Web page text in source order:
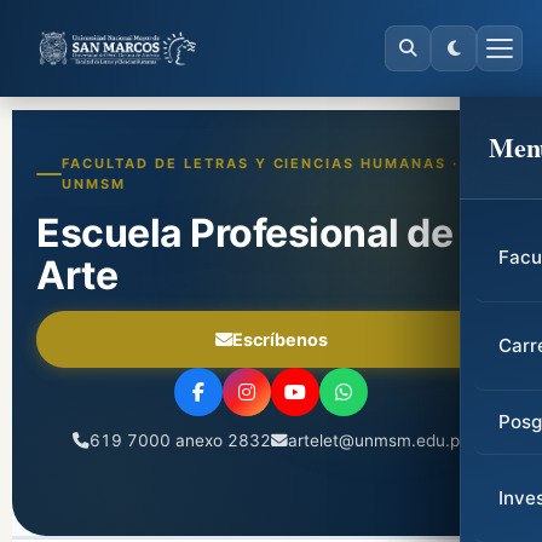
FACULTAD DE LETRAS Y CIENCIAS HUMANAS ·
UNMSM
Escuela Profesional de
Arte
Escríbenos
619 7000 anexo 2832 artelet@unmsm.edu.pe